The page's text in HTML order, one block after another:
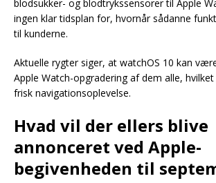
blodsukker- og blodtrykssensorer til Apple
ingen klar tidsplan for, hvornår sådanne
til kunderne.
Aktuelle rygter siger, at watchOS 10 kan
Apple Watch-opgradering af dem alle,
frisk navigationsoplevelse.
Hvad vil der ellers blive
annonceret ved Apple-
begivenheden til